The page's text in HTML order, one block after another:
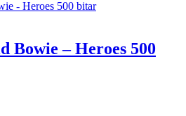
Bowie – Heroes 500